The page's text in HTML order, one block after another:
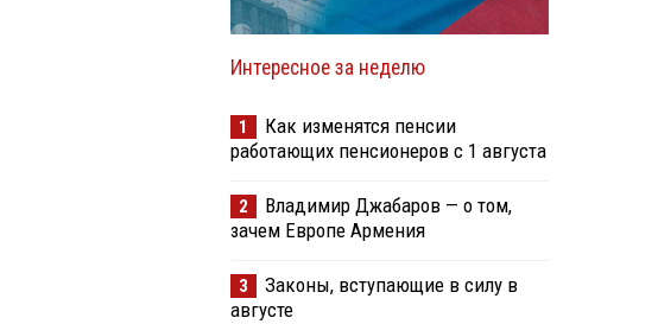
Интересное за неделю
1
Как изменятся пенсии
работающих пенсионеров с 1 августа
2
Владимир Джабаров — о том,
зачем Европе Армения
3
Законы, вступающие в силу в
августе